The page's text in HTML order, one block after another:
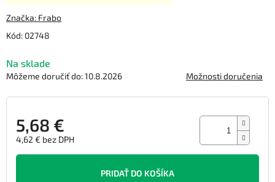
Kód: 02748
Na sklade
Môžeme doručiť do:10.8.2026 Možnosti doručenia
5,68 €
4,62 € bez DPH
Jednotková
PRIDAŤ DO KOŠÍKA
produktu
0,0
5
hviezdičiek.
Značka: Frabo